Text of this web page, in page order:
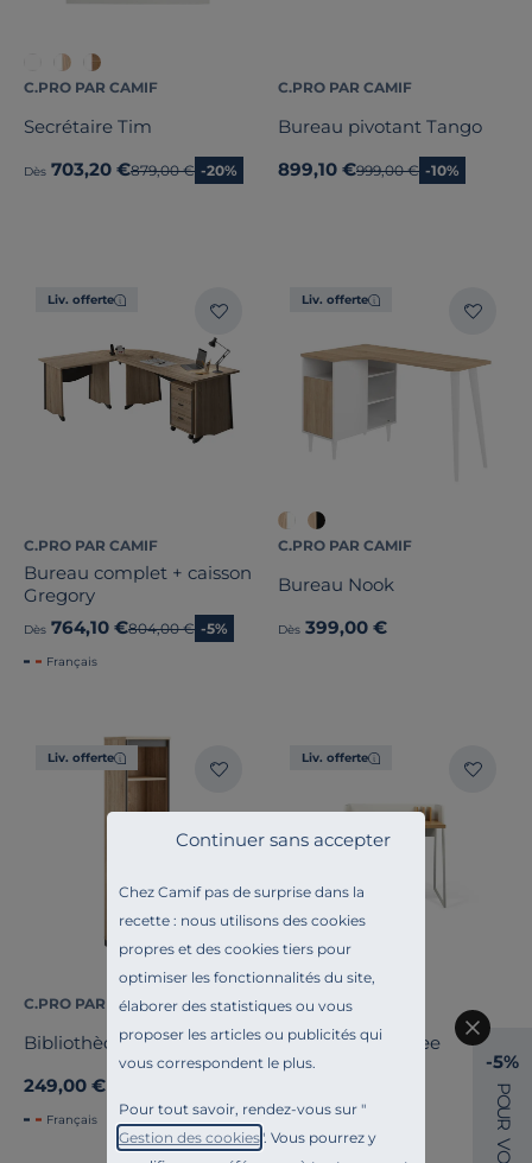
Chez Camif pas de surprise dans la
recette : nous utilisons des cookies
propres et des cookies tiers pour
optimiser les fonctionnalités du site,
élaborer des statistiques ou vous
proposer les articles ou publicités qui
vous correspondent le plus.
Pour tout savoir, rendez-vous sur "
Gestion des cookies". Vous pourrez y
Continuer sans accepter
C.PRO PAR CAMIF
Secrétaire Tim
Dès 703,20 €Ancien prix
879,00 € -20%
C.PRO PAR CAMIF
Bureau pivotant Tango
899,10 €Ancien prix
999,00 € -10%
Liv. offerte
C.PRO PAR CAMIF
Bureau complet + caisson
Gregory
Dès 764,10 €Ancien prix
804,00 € -5%
Français
Liv. offerte
C.PRO PAR CAMIF
Bureau Nook
Dès 399,00 €
Liv. offerte
C.PRO PAR CAMIF
Bibliothèque Gregory
249,00 €
Français
Liv. offerte
C.PRO PAR CAMIF
Bureau Tennessee
-5%
P
O
U
R
V
O